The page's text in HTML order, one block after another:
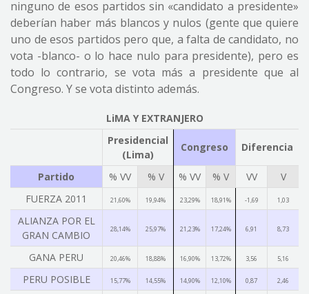
ninguno de esos partidos sin «candidato a presidente»
deberían haber más blancos y nulos (gente que quiere
uno de esos partidos pero que, a falta de candidato, no
vota -blanco- o lo hace nulo para presidente), pero es
todo lo contrario, se vota más a presidente que al
Congreso. Y se vota distinto además.
LiMA Y EXTRANJERO
Presidencial
(Lima)
Congreso Diferencia
Partido % VV % V % VV % V VV
V
FUERZA 2011
21,60% 19,94% 23,29% 18,91% -1,69 1,03
ALIANZA POR EL
GRAN CAMBIO
28,14% 25,97% 21,23% 17,24% 6,91 8,73
GANA PERU 20,46% 18,88% 16,90% 13,72% 3,56 5,16
PERU POSIBLE 15,77% 14,55% 14,90% 12,10% 0,87 2,46